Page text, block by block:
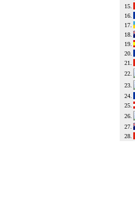
15.
16.
17.
18.
19.
20.
21.
22.
23.
24.
25.
26.
27.
28.